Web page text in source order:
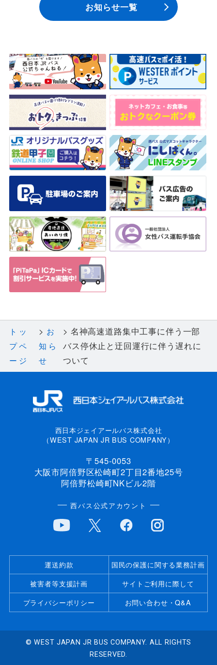
お知らせ一覧
トッ
プペ
ージ
お
知ら
せ
名神高速道路集中工事に伴う一部
バス停休止と迂回運行に伴う遅れに
ついて
西日本ジェイアールバス株式会社
（WEST JAPAN JR BUS COMPANY）
〒545-0053
大阪市阿倍野区松崎町2丁目2番地25号
阿倍野松崎町NKビル2階
西バス公式アカウント
運送約款
国民の保護に関する業務計画
被害者等支援計画
サイトご利用に際して
プライバシーポリシー
お問い合わせ・Q&A
© WEST JAPAN JR BUS COMPANY. ALL RIGHTS
RESERVED.